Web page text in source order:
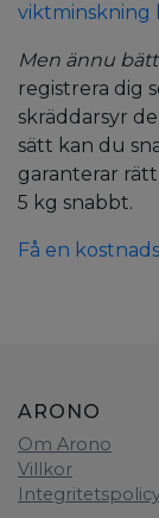
viktminskning
Men ännu
registrera dig
skräddarsyr
sätt kan du
garanterar
5 kg snabbt.
Få en
ARONO
Om Arono
Villkor